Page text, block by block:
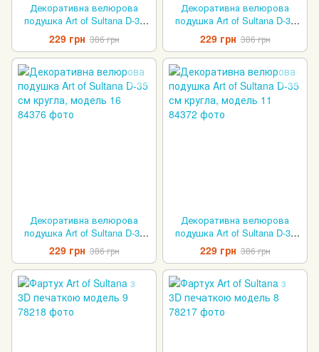
Декоративна велюрова
подушка Art of Sultana D-35
см кругла, модель 12
229 грн 386 грн
Декоративна велюрова
подушка Art of Sultana D-35
см кругла, модель 4
229 грн 386 грн
Декоративна велюрова
подушка Art of Sultana D-35
см кругла, модель 16
229 грн 386 грн
Декоративна велюрова
подушка Art of Sultana D-35
см кругла, модель 11
229 грн 386 грн